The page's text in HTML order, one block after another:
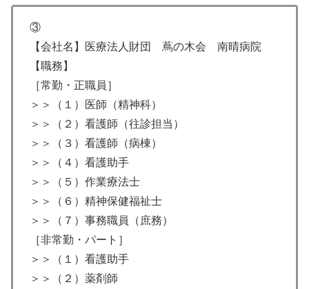
③
【会社名】医療法人財団 蔦の木会 南晴病院
【職務】
［常勤・正職員］
＞＞（１）医師（精神科）
＞＞（２）看護師（往診担当）
＞＞（３）看護師（病棟）
＞＞（４）看護助手
＞＞（５）作業療法士
＞＞（６）精神保健福祉士
＞＞（７）事務職員（庶務）
［非常勤・パート］
＞＞（１）看護助手
＞＞（２）薬剤師